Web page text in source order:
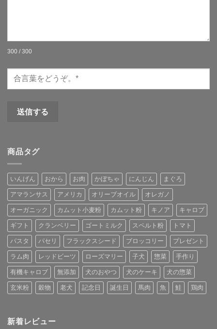
300 / 300
商品タグ
いんげん おから お肉 かぼちゃ にんじん まぐろ
アマランサス アメリカ オリーブオイル オレガノ
オーガニック カムット小麦粉 カムット粉 キノア キャロブ
ギフト クランベリー ゴートミルク スペルト粉 トマト
パスタ パセリ フラックスシード ブロッコリー プレゼント
ラム肉 レッドビーツ ローズマリー 子犬 惣菜 手作り
有機キャロブ 無添加 犬のおやつ 犬のケーキ 犬の惣菜
玄米粉 穀物 老犬 記念日 誕生日 馬肉 魚 鮭 鶏肉
新着レビュー